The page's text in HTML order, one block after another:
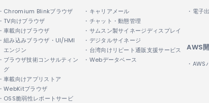
・Chromium Blinkブラウザ
・TV向けブラウザ
・車載向けブラウザ
・組み込みブラウザ・UI/HMI
エンジン
・ブラウザ技術コンサルティン
グ
・車載向けアプリストア
・WebKitブラウザ
・OSS脆弱性レポートサービ
・キャリアメール
・チャット・動態管理
・サムスン製サイネージディスプレイ
・デジタルサイネージ
・台湾向けリピート通販支援サービス
・Webデータベース
・電子
AWS
・AWS